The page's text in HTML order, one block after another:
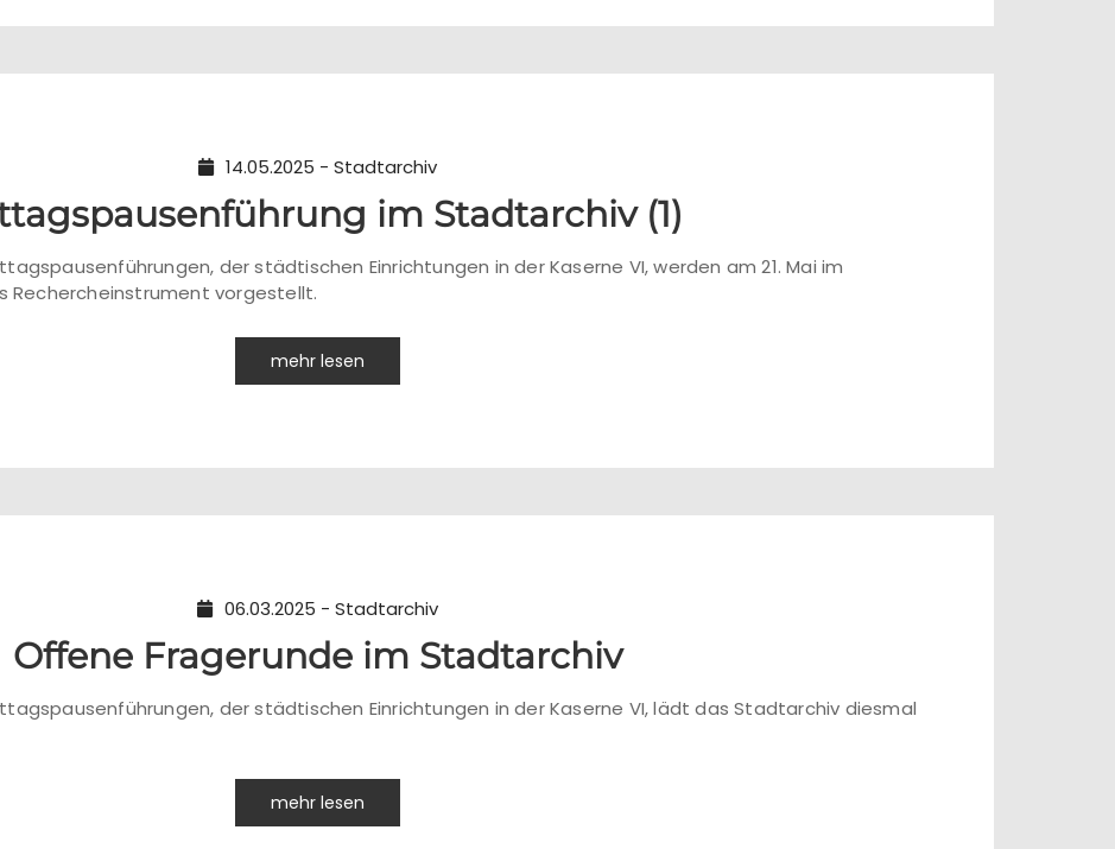
14.05.2025 - Stadtarchiv
im Stadtarchiv (1)
der städtischen Einrichtungen in der Kaserne VI, werden am 21. Mai im
Rechercheinstrument vorgestellt.
mehr lesen
06.03.2025 - Stadtarchiv
Offene Fragerunde im Stadtarchiv
der städtischen Einrichtungen in der Kaserne VI, lädt das Stadtarchiv diesmal
mehr lesen